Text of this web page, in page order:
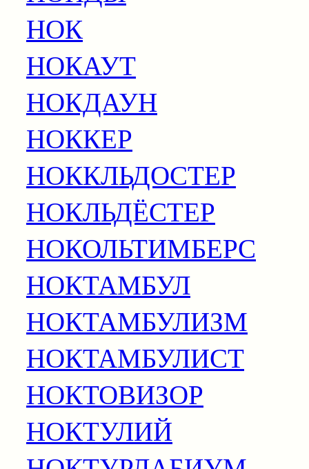
НОК
НОКАУТ
НОКДАУН
НОККЕР
НОККЛЬДОСТЕР
НОКЛЬДЁСТЕР
НОКОЛЬТИМБЕРС
НОКТАМБУЛ
НОКТАМБУЛИЗМ
НОКТАМБУЛИСТ
НОКТОВИЗОР
НОКТУЛИЙ